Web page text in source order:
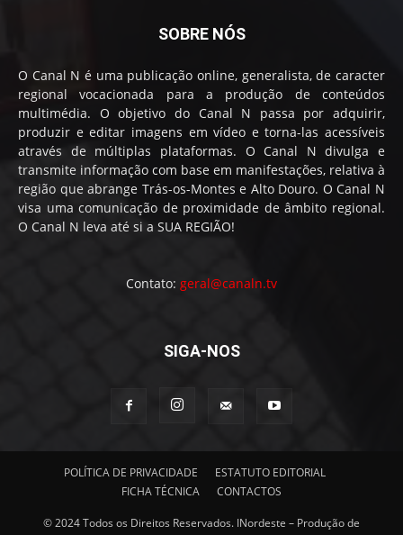
SOBRE NÓS
O Canal N é uma publicação online, generalista, de caracter
regional vocacionada para a produção de conteúdos
multimédia. O objetivo do Canal N passa por adquirir,
produzir e editar imagens em vídeo e torna-las acessíveis
através de múltiplas plataformas. O Canal N divulga e
transmite informação com base em manifestações, relativa à
região que abrange Trás-os-Montes e Alto Douro. O Canal N
visa uma comunicação de proximidade de âmbito regional.
O Canal N leva até si a SUA REGIÃO!
Contato: geral@canaln.tv
SIGA-NOS
POLÍTICA DE PRIVACIDADE
ESTATUTO EDITORIAL
FICHA TÉCNICA
CONTACTOS
© 2024 Todos os Direitos Reservados. INordeste – Produção de